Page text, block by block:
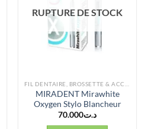
RUPTURE DE STOCK
MIRADENT Mirawhite
Oxygen Stylo Blancheur
د.ت70.000